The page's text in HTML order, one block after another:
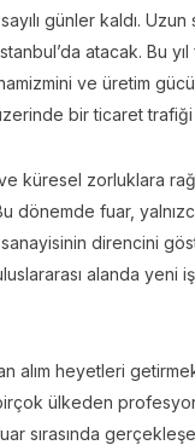
sayılı günler kaldı.
atacak. Bu
ve üretim
bir ticaret trafiği
küresel zorluklara
dönemde fuar,
sanayisinin direncini
alanda yeni
alım heyetleri
ülkeden
sırasında